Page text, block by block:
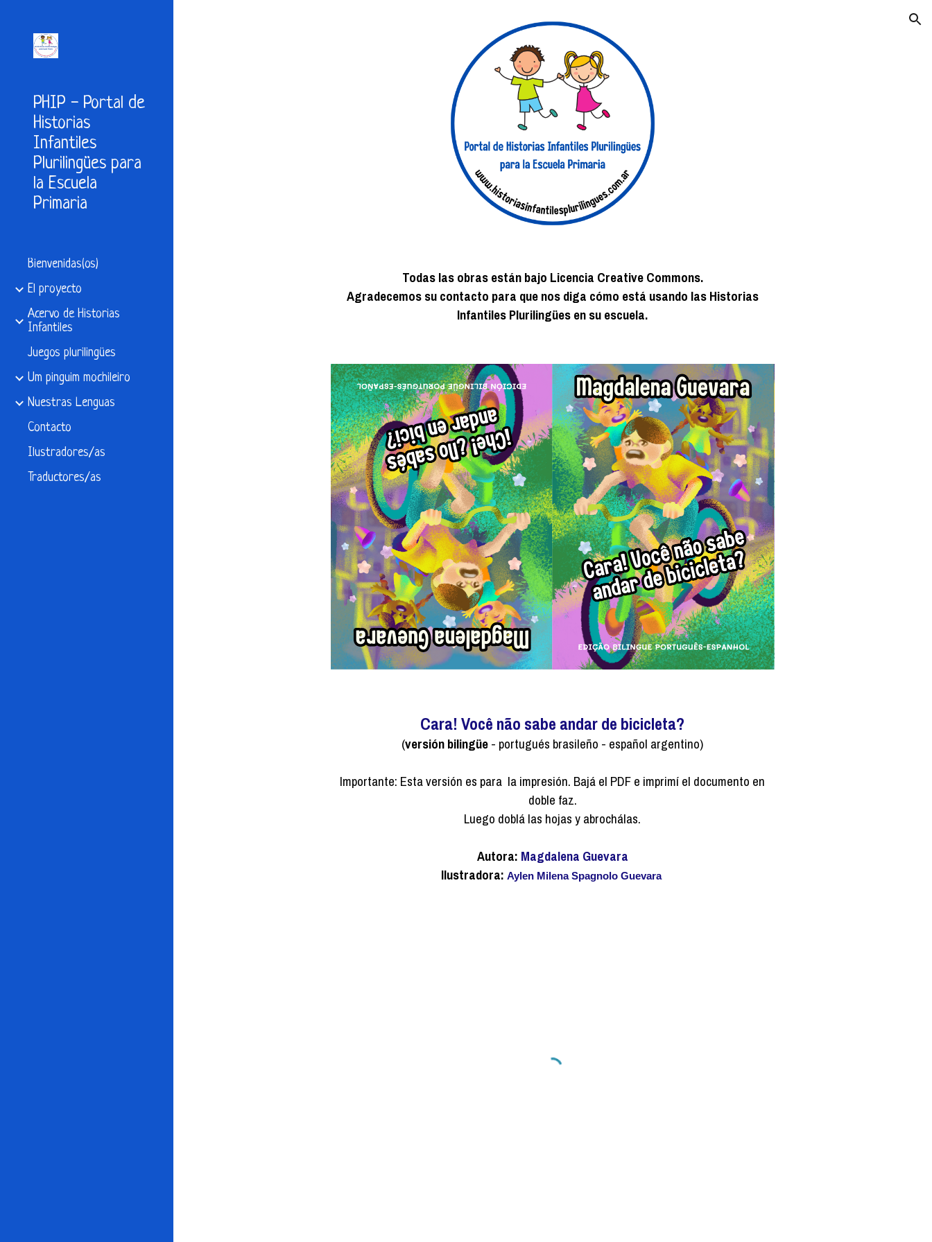
Skip to navigation
PHIP - Portal de
Historias
Infantiles
Plurilingües para
la Escuela
Primaria
Bienvenidas(os)
El proyecto
Acervo de Historias
Infantiles
Juegos plurilingües
Um pinguim mochileiro
Nuestras Lenguas
Contacto
Ilustradores/as
Traductores/as
Todas las obras están bajo Licencia Creative Commons.
Agradecemos su contacto para que nos diga cómo está usando las Historias
Infantiles Plurilingües en su escuela.
Cara! Você não sabe andar de bicicleta?
(versión bilingüe - portugués brasileño - español argentino)
Importante: Esta versión es para la impresión. Bajá el PDF e imprimí el documento en
doble faz.
Luego doblá las hojas y abrochálas.
Autora: Magdalena Guevara
Ilustradora: Aylen Milena Spagnolo Guevara